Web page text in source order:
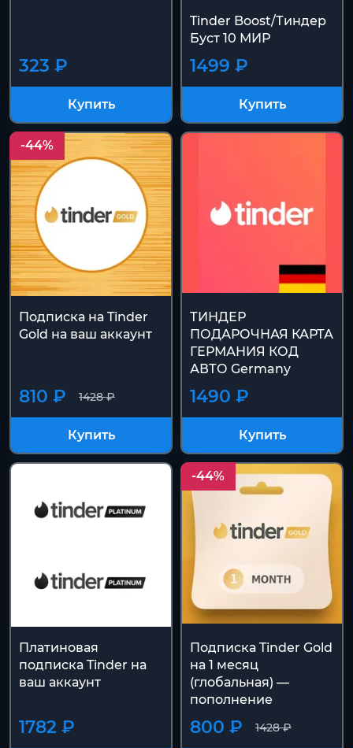
323 ₽
Купить
Tinder Boost/Тиндер
Буст 10 МИР
1499 ₽
Купить
-44%
Подписка на Tinder
Gold на ваш аккаунт
1428 ₽
810 ₽
Купить
ТИНДЕР
ПОДАРОЧНАЯ КАРТА
ГЕРМАНИЯ КОД
АВТО Germany
1490 ₽
Купить
Платиновая
подписка Tinder на
ваш аккаунт
1782 ₽
-44%
Подписка Tinder Gold
на 1 месяц
(глобальная) —
пополнение
1428 ₽
800 ₽